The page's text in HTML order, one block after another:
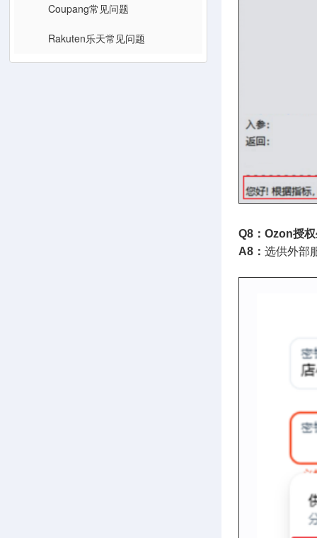
Coupang常见问题
Rakuten乐天常见问题
Q8：Ozon授
A8： 选供外部